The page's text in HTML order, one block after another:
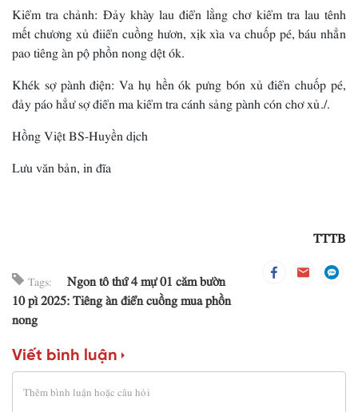
Kiểm tra chảnh: Đảy khày lau điển lằng chơ kiểm tra lau tênh
mết chương xủ điiển cuồng hươn, xịk xìa va chuốp pé, báu nhẳn
pao tiêng àn pộ phồn nong dệt ók.
Khék sợ pành điện: Va hụ hền ók pưng bón xủ điển chuốp pé,
đảy páo hẳư sợ điển ma kiểm tra cánh sảng pành cón chơ xủ./.
Hồng Việt BS-Huyền dịch
Lưu văn bản, in đĩa
TTTB
Tags:
Ngon tô thứ 4 mự 01 căm bườn
10 pì 2025: Tiêng àn điển cuồng mua phồn
nong
Viết bình luận